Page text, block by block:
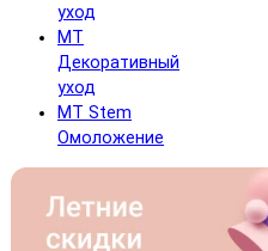
уход
MT
Декоративный
уход
MT Stem
Омоложение